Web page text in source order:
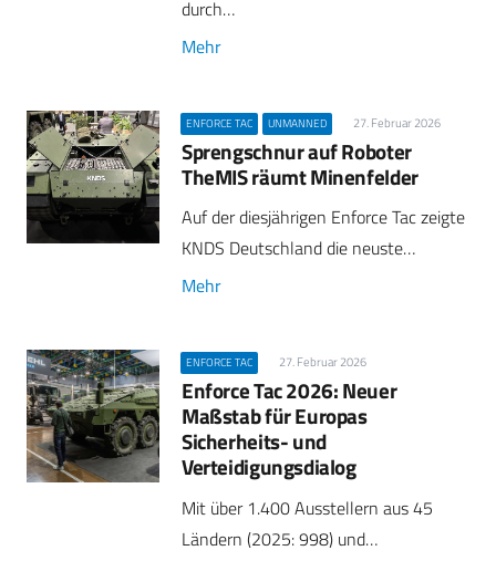
durch…
Mehr
ENFORCE TAC UNMANNED 27. Februar 2026
Sprengschnur auf Roboter
TheMIS räumt Minenfelder
Auf der diesjährigen Enforce Tac zeigte
KNDS Deutschland die neuste…
Mehr
ENFORCE TAC 27. Februar 2026
Enforce Tac 2026: Neuer
Maßstab für Europas
Sicherheits- und
Verteidigungsdialog
Mit über 1.400 Ausstellern aus 45
Ländern (2025: 998) und…